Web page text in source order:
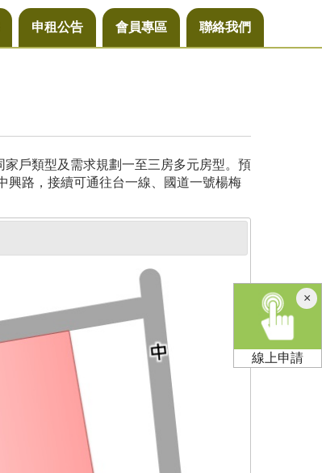
申租公告 會員專區 聯絡我們
戶類型及需求規劃一至三房多元房型。預
興路，接續可通往台一線、國道一號楊梅
×關
閉
線上申請